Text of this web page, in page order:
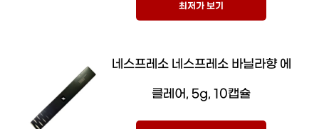
최저가 보기
네스프레소 네스프레소 바닐라향 에
클레어, 5g, 10캡슐